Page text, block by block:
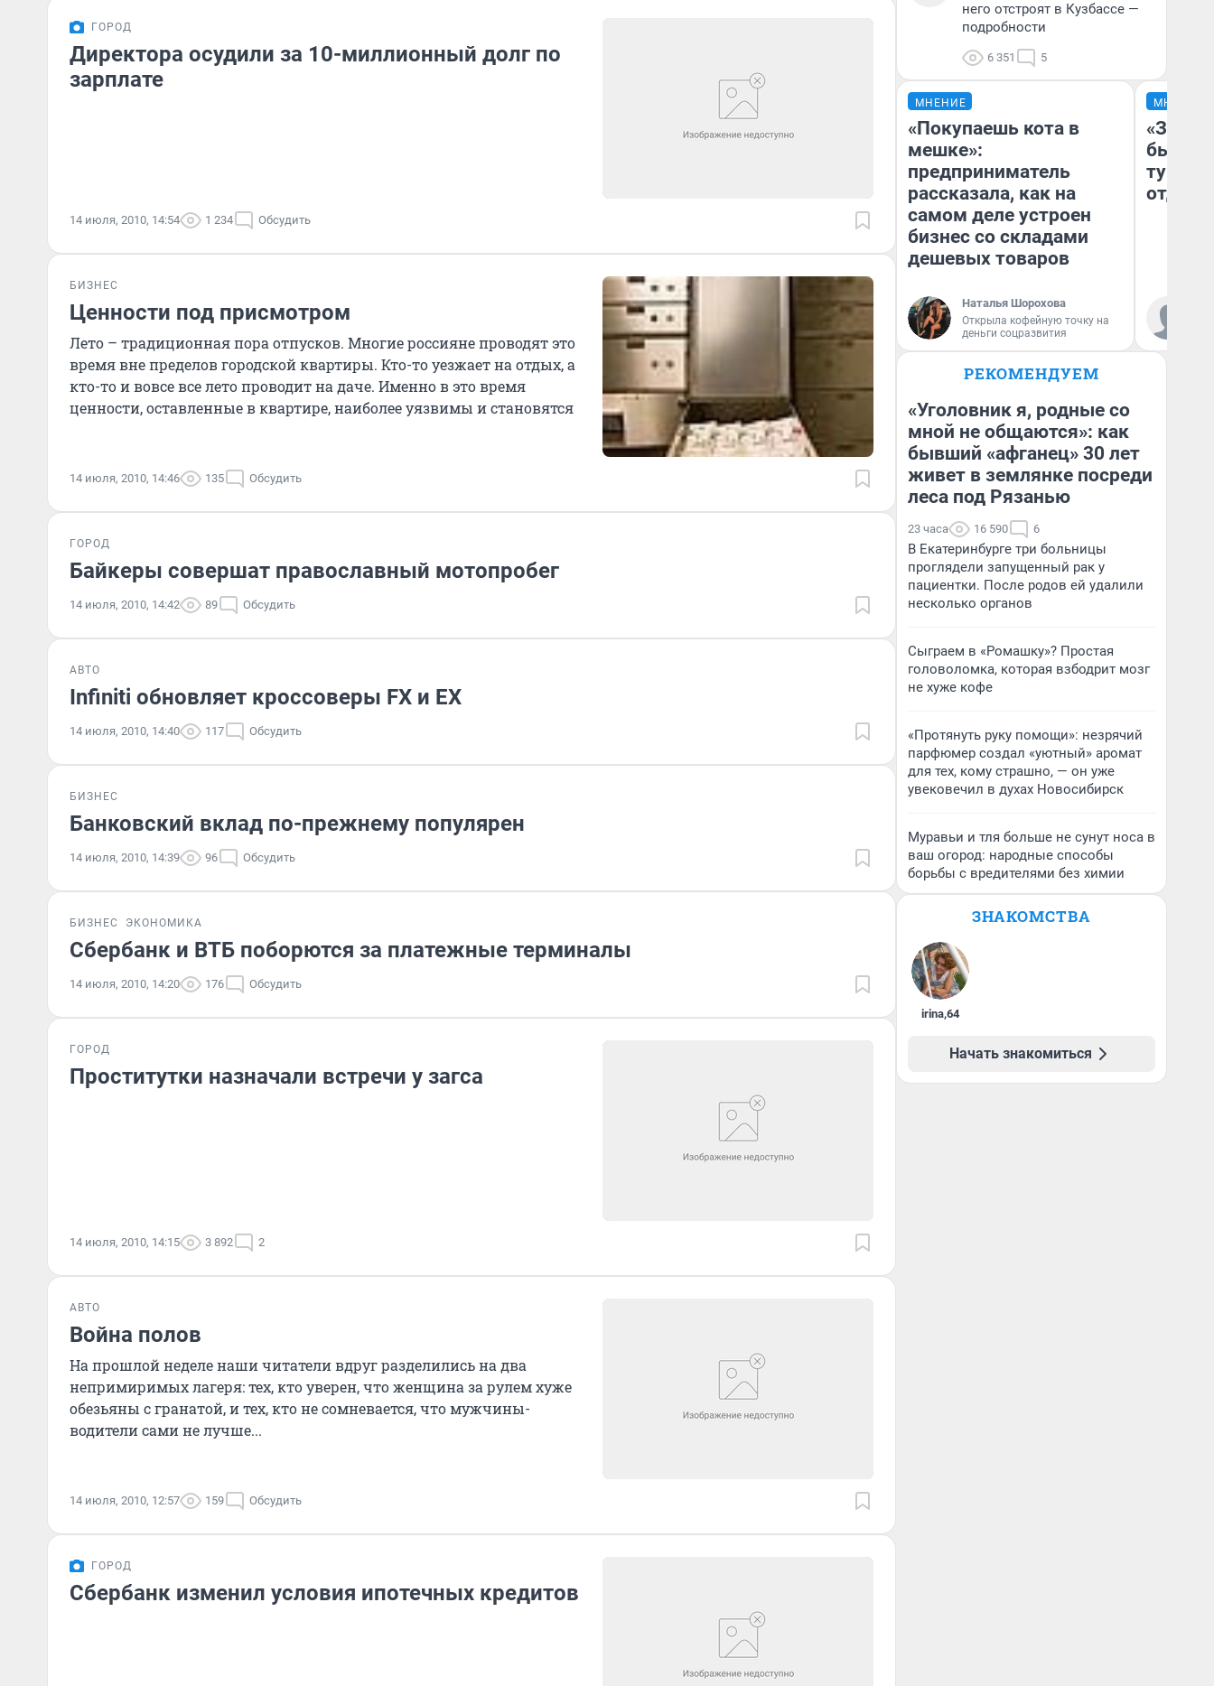
ГОРОД
Директора осудили за 10-миллионный долг по
зарплате
14 июля, 2010, 14:54 1 234 Обсудить
БИЗНЕС
Ценности под присмотром
Лето – традиционная пора отпусков. Многие россияне проводят это
время вне пределов городской квартиры. Кто-то уезжает на отдых, а
кто-то и вовсе все лето проводит на даче. Именно в это время
ценности, оставленные в квартире, наиболее уязвимы и становятся
14 июля, 2010, 14:46 135 Обсудить
ГОРОД
Байкеры совершат православный мотопробег
14 июля, 2010, 14:42 89 Обсудить
АВТО
Infiniti обновляет кроссоверы FX и EX
14 июля, 2010, 14:40 117 Обсудить
БИЗНЕС
Банковский вклад по-прежнему популярен
14 июля, 2010, 14:39 96 Обсудить
БИЗНЕС ЭКОНОМИКА
Сбербанк и ВТБ поборются за платежные терминалы
14 июля, 2010, 14:20 176 Обсудить
ГОРОД
Проститутки назначали встречи у загса
14 июля, 2010, 14:15 3 892 2
АВТО
Война полов
На прошлой неделе наши читатели вдруг разделились на два
непримиримых лагеря: тех, кто уверен, что женщина за рулем хуже
обезьяны с гранатой, и тех, кто не сомневается, что мужчины-
водители сами не лучше...
14 июля, 2010, 12:57 159 Обсудить
ГОРОД
Сбербанк изменил условия ипотечных кредитов
него отстроят в Кузбассе —
подробности
6 351 5
МНЕНИЕ
«Покупаешь кота в
мешке»:
предприниматель
рассказала, как на
самом деле устроен
бизнес со складами
дешевых товаров
Наталья Шорохова
Открыла кофейную точку на
деньги соцразвития
МНЕНИЕ
«За
были
РЕКОМЕНДУЕМ
«Уголовник я, родные со
мной не общаются»: как
бывший «афганец» 30 лет
живет в землянке посреди
леса под Рязанью
23 часа 16 590 6
В Екатеринбурге три больницы
проглядели запущенный рак у
пациентки. После родов ей удалили
несколько органов
Сыграем в «Ромашку»? Простая
головоломка, которая взбодрит мозг
не хуже кофе
«Протянуть руку помощи»: незрячий
парфюмер создал «уютный» аромат
для тех, кому страшно, — он уже
увековечил в духах Новосибирск
Муравьи и тля больше не сунут носа в
ваш огород: народные способы
борьбы с вредителями без химии
ЗНАКОМСТВА
irina,64
Начать знакомиться